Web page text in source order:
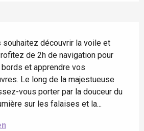
souhaitez découvrir la voile et
de 2h de navigation pour
et apprendre vos
Le long de la majestueuse
vous porter par la douceur du
sur les falaises et la...